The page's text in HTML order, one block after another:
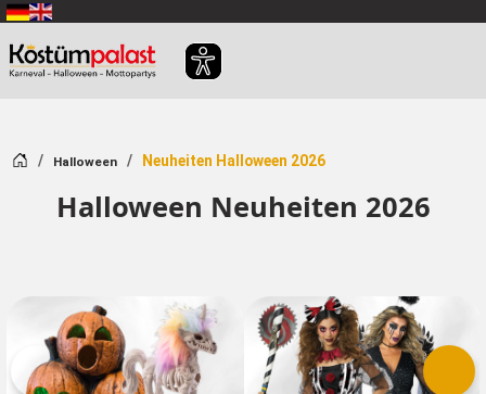
Zum Hauptinhalt springen
Startseite
Halloween Neuheiten Halloween 2026
Halloween Neuheiten 2026